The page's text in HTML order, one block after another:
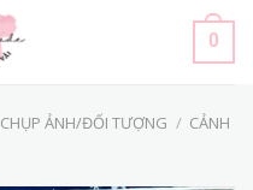
0
CHỤP ẢNH/ĐỐI TƯỢNG / CẢNH